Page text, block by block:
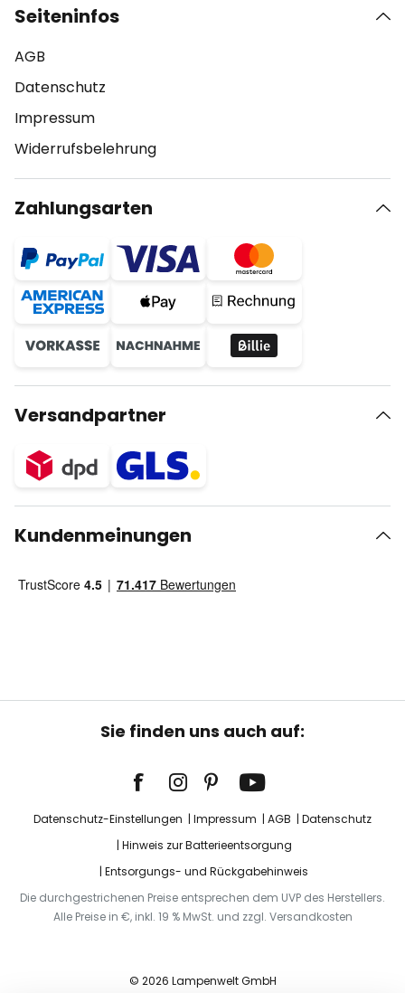
Seiteninfos
AGB
Datenschutz
Impressum
Widerrufsbelehrung
Zahlungsarten
Versandpartner
Kundenmeinungen
Sie finden uns auch auf:
Datenschutz-Einstellungen Impressum AGB
Datenschutz
Hinweis zur Batterieentsorgung
Entsorgungs- und Rückgabehinweis
Die durchgestrichenen Preise entsprechen dem UVP des Herstellers.
Alle Preise in €, inkl. 19 % MwSt. und zzgl. Versandkosten
© 2026 Lampenwelt GmbH